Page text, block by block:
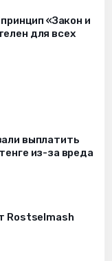
«Закон и
для всех
выплатить
из-за вреда
Rostselmash